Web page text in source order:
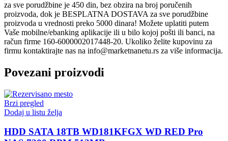
za sve porudžbine je 450 din, bez obzira na broj poručenih
proizvoda, dok je BESPLATNA DOSTAVA za sve porudžbine
proizvoda u vrednosti preko 5000 dinara! Možete uplatiti putem
Vaše mobilne/ebanking aplikacije ili u bilo kojoj pošti ili banci, na
račun firme 160-6000002017448-20. Ukoliko želite kupovinu za
firmu kontaktirajte nas na info@marketnanetu.rs za više informacija.
Povezani proizvodi
Brzi pregled
Dodaj u listu želja
HDD SATA 18TB WD181KFGX WD RED Pro